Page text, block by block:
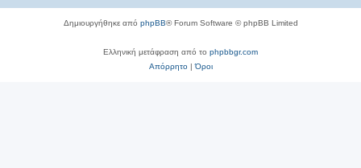
Δημιουργήθηκε από phpBB® Forum Software © phpBB Limited
Ελληνική μετάφραση από το phpbbgr.com
Απόρρητο|Όροι